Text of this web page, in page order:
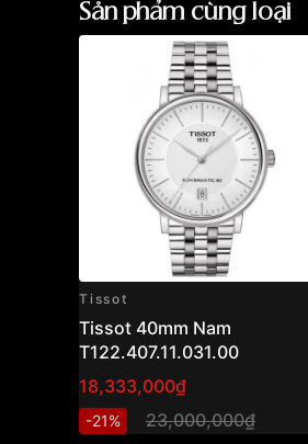
Sản phẩm cùng loại
Tissot
Tissot 40mm Nam
T122.407.11.031.00
18,333,000₫
-21% 23,000,000₫